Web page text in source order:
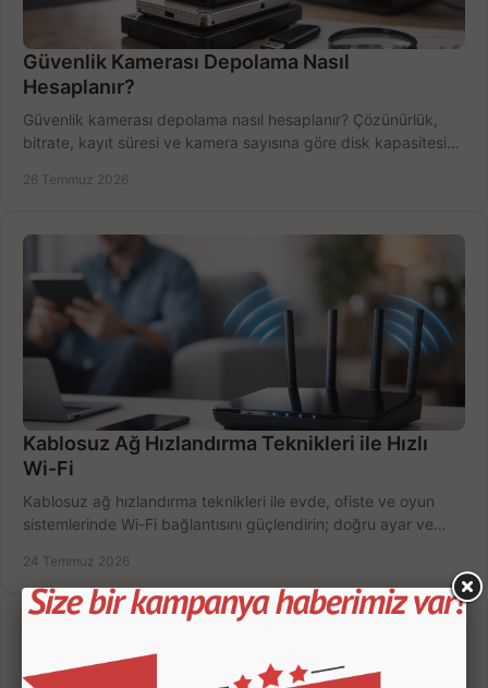
Güvenlik Kamerası Depolama Nasıl
Hesaplanır?
Güvenlik kamerası depolama nasıl hesaplanır? Çözünürlük,
bitrate, kayıt süresi ve kamera sayısına göre disk kapasitesini
26 Temmuz 2026
Kablosuz Ağ Hızlandırma Teknikleri ile Hızlı
Wi-Fi
Kablosuz ağ hızlandırma teknikleri ile evde, ofiste ve oyun
sistemlerinde Wi-Fi bağlantısını güçlendirin; doğru ayar ve
24 Temmuz 2026